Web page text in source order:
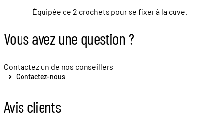
Équipée de 2 crochets pour se fixer à la cuve.
Vous avez une question ?
Contactez un de nos conseillers
Contactez-nous
Avis clients